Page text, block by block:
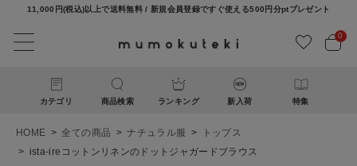
11,000円(税込)以上で送料無料 / 新規会員登録ですぐ使える500円分ptプレゼント
0
カテゴリ 商品検索 ランキング 新入荷 特集
HOME 全ての商品 ナチュラル服
トップス
ista-ireコットンリネンのドットジャガードブラウス